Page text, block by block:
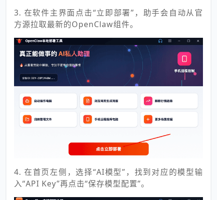
3. 在软件主界面点击“立即部署”，助手会自动从官
方源拉取最新的OpenClaw组件。
4. 在首页左侧，选择“AI模型”，找到对应的模型输
入“API Key”再点击“保存模型配置”。